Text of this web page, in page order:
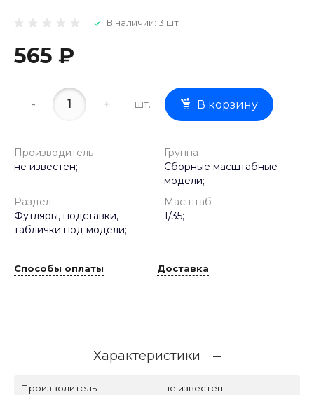
В наличии: 3 шт
565 ₽
- + шт. В корзину
Производитель
не известен;
Группа
Сборные масштабные
модели;
Раздел
Футляры, подставки,
таблички под модели;
Масштаб
1/35;
Способы оплаты Доставка
Характеристики
Производитель не известен